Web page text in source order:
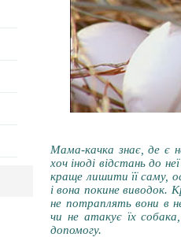
Мама-качка знає, де є
хоч іноді відстань до
краще лишити її саму,
і вона покине виводок.
не потраплять вони в
чи не атакує їх
допомогу.